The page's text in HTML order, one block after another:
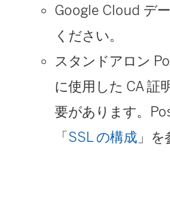
い
ウ
ィ
ン
ド
ウ
Google Cloud デ
ください。
スタンドアロン
に使用した CA 証
要があります。
「SSL の構成 」